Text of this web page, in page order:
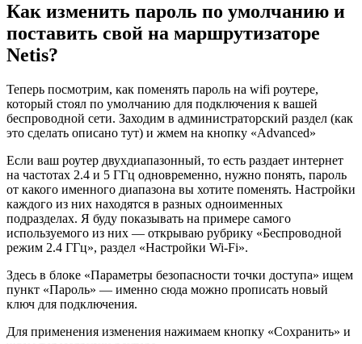
Как изменить пароль по умолчанию и
поставить свой на маршрутизаторе
Netis?
Теперь посмотрим, как поменять пароль на wifi роутере,
который стоял по умолчанию для подключения к вашей
беспроводной сети. Заходим в администраторский раздел (как
это сделать описано тут) и жмем на кнопку «Advanced»
Если ваш роутер двухдиапазонный, то есть раздает интернет
на частотах 2.4 и 5 ГГц одновременно, нужно понять, пароль
от какого именного диапазона вы хотите поменять. Настройки
каждого из них находятся в разных одноименных
подразделах. Я буду показывать на примере самого
используемого из них — открываю рубрику «Беспроводной
режим 2.4 ГГц», раздел «Настройки Wi-Fi».
Здесь в блоке «Параметры безопасности точки доступа» ищем
пункт «Пароль» — именно сюда можно прописать новый
ключ для подключения.
Для применения изменения нажимаем кнопку «Сохранить» и